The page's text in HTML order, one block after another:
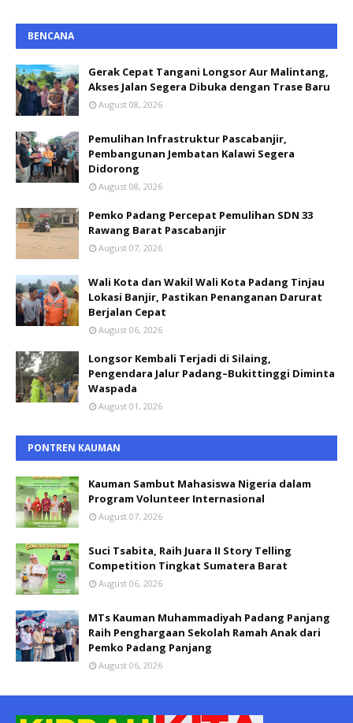
BENCANA
Gerak Cepat Tangani Longsor Aur Malintang,
Akses Jalan Segera Dibuka dengan Trase Baru
August 08, 2026
Pemulihan Infrastruktur Pascabanjir,
Pembangunan Jembatan Kalawi Segera
Didorong
August 08, 2026
Pemko Padang Percepat Pemulihan SDN 33
Rawang Barat Pascabanjir
August 07, 2026
Wali Kota dan Wakil Wali Kota Padang Tinjau
Lokasi Banjir, Pastikan Penanganan Darurat
Berjalan Cepat
August 06, 2026
Longsor Kembali Terjadi di Silaing,
Pengendara Jalur Padang–Bukittinggi Diminta
Waspada
August 01, 2026
PONTREN KAUMAN
Kauman Sambut Mahasiswa Nigeria dalam
Program Volunteer Internasional
August 07, 2026
Suci Tsabita, Raih Juara II Story Telling
Competition Tingkat Sumatera Barat
August 06, 2026
MTs Kauman Muhammadiyah Padang Panjang
Raih Penghargaan Sekolah Ramah Anak dari
Pemko Padang Panjang
August 06, 2026